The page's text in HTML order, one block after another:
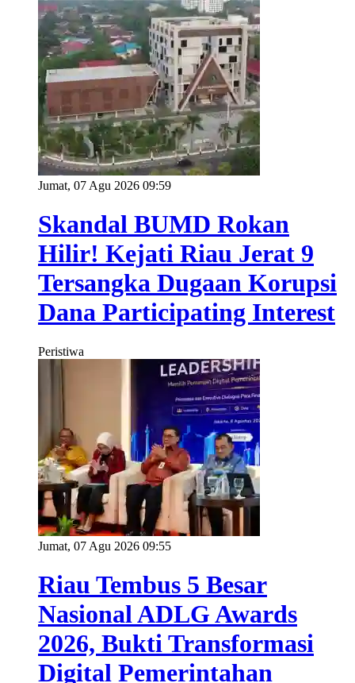
Jumat, 07 Agu 2026 09:59
Skandal BUMD Rokan
Hilir! Kejati Riau Jerat 9
Tersangka Dugaan Korupsi
Dana Participating Interest
Peristiwa
Jumat, 07 Agu 2026 09:55
Riau Tembus 5 Besar
Nasional ADLG Awards
2026, Bukti Transformasi
Digital Pemerintahan